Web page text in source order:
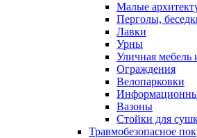
Малые
Перголы,
Лавки
Урны
Уличная мебель
Ограждения
Велопарковки
Вазоны
Стойки для
Травмобезопасное